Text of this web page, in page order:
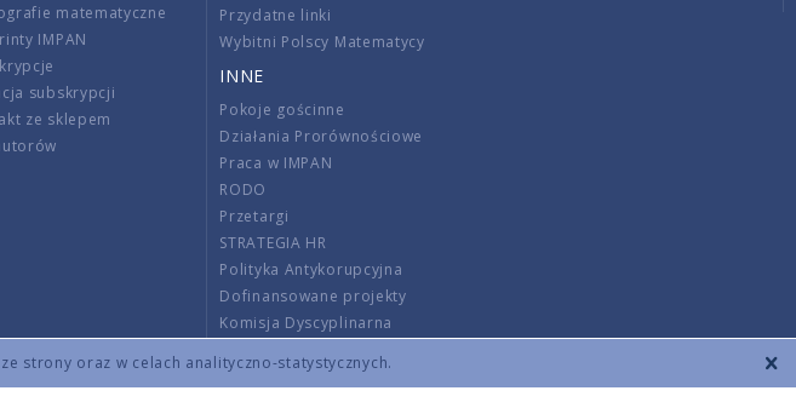
strony oraz w celach analityczno-statystycznych.
matematyczne
IMPAN
subskrypcji
ze sklepem
Przydatne linki
Wybitni Polscy Matematycy
INNE
Pokoje gościnne
Działania Prorównościowe
Praca w IMPAN
RODO
Przetargi
STRATEGIA HR
Polityka Antykorupcyjna
Dofinansowane projekty
Komisja Dyscyplinarna
Wnoszenie opłat